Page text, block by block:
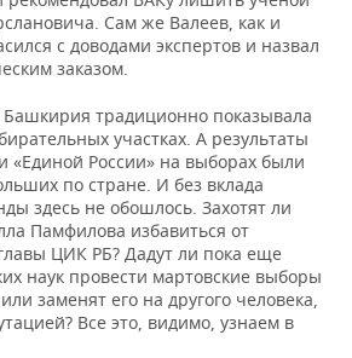
Сам же Валеев, как и
с доводами экспертов и назвал
заказом.
традиционно показывала
участках. А результаты
«Единой России» на выборах были
по стране. И без вклада
здесь не обошлось. Захотят ли
Памфилова избавиться от
ЦИК РБ? Дадут ли пока еще
наук провести мартовские выборы
заменят его на другого человека,
Все это, видимо, узнаем в